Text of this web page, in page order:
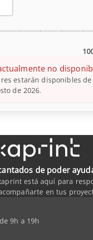
no
estarán disponibles
de 2026.
de poder
está aquí para
en tus
9h a 19h